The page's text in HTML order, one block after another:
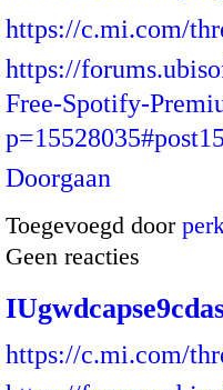
https://c.mi.com/
https://
Free-Spotify-
Doorgaan
Toegevoegd door
Geen reacties
https://c.mi.com/